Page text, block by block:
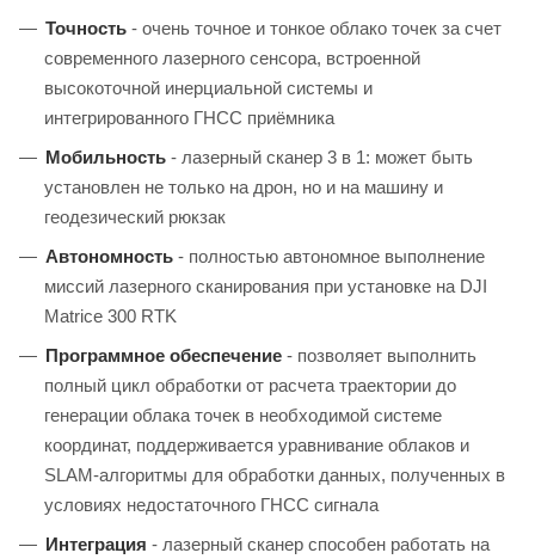
Точность - очень точное и тонкое облако точек за счет
современного лазерного сенсора, встроенной
высокоточной инерциальной системы и
интегрированного ГНСС приёмника
Мобильность - лазерный сканер 3 в 1: может быть
установлен не только на дрон, но и на машину и
геодезический рюкзак
Автономность - полностью автономное выполнение
миссий лазерного сканирования при установке на DJI
Matrice 300 RTK
Программное обеспечение - позволяет выполнить
полный цикл обработки от расчета траектории до
генерации облака точек в необходимой системе
координат, поддерживается уравнивание облаков и
SLAM-алгоритмы для обработки данных, полученных в
условиях недостаточного ГНСС сигнала
Интеграция - лазерный сканер способен работать на